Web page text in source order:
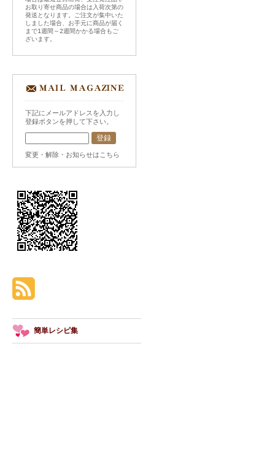
お取り寄せ商品の場合は入荷次第の
発送となります。ご注文が集中いた
しました場合、お手元に商品が届く
まで1週間～2週間かかる場合もご
ざいます。
下記にメールアドレスを入力し
登録ボタンを押して下さい。
変更・解除・お知らせはこちら
簡単レシピ集